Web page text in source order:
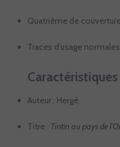
Quatrième de
Traces d’usage
Caractéristiques
Auteur : Hergé.
Titre : Tintin au pays de